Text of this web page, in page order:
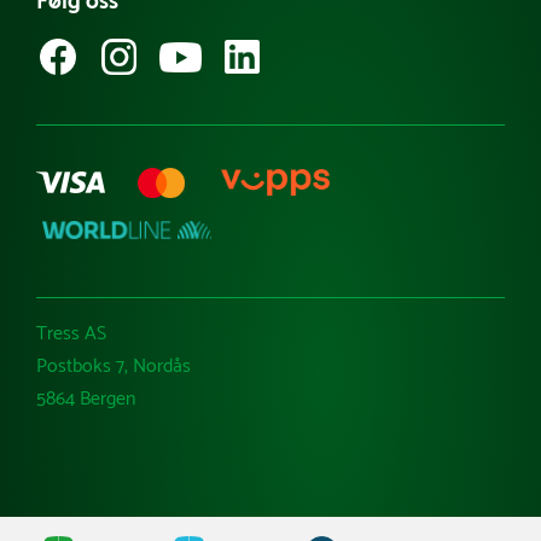
Kataloger
Varemerker
Tress AS
Postboks 7, Nordås
5864 Bergen